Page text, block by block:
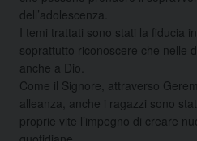
dell’adolescenza.
I temi trattati sono stati la fiducia
soprattutto riconoscere che nelle
anche a Dio.
Come il Signore, attraverso
alleanza, anche i ragazzi sono
proprie vite l’impegno di creare